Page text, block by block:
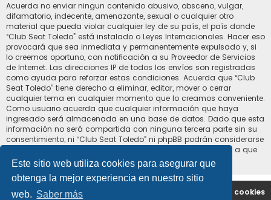
Este sitio web utiliza cookies para asegurar que
obtenga la mejor experiencia en nuestro sitio
web. Saber más
Acuerda no enviar ningun contenido abusivo, obsceno, vulgar,
difamatorio, indecente, amenazante, sexual o cualquier otro
material que pueda violar cualquier ley de su país, el país donde
“Club Seat Toledo” está instalado o Leyes Internacionales. Hacer eso
provocará que sea inmediata y permanentemente expulsado y, si
lo creemos oportuno, con notificación a su Proveedor de Servicios
de Internet. Las direcciones IP de todos los envíos son registradas
como ayuda para reforzar estas condiciones. Acuerda que “Club
Seat Toledo” tiene derecho a eliminar, editar, mover o cerrar
cualquier tema en cualquier momento que lo creamos conveniente.
Como usuario acuerda que cualquier información que haya
ingresado será almacenada en una base de datos. Dado que esta
información no será compartida con ninguna tercera parte sin su
consentimiento, ni “Club Seat Toledo” ni phpBB podrán considerarse
responsables por cualquier intento de hacking que conlleve a que
los datos sean comprometidos.
Portal Índice general Borrar cookies